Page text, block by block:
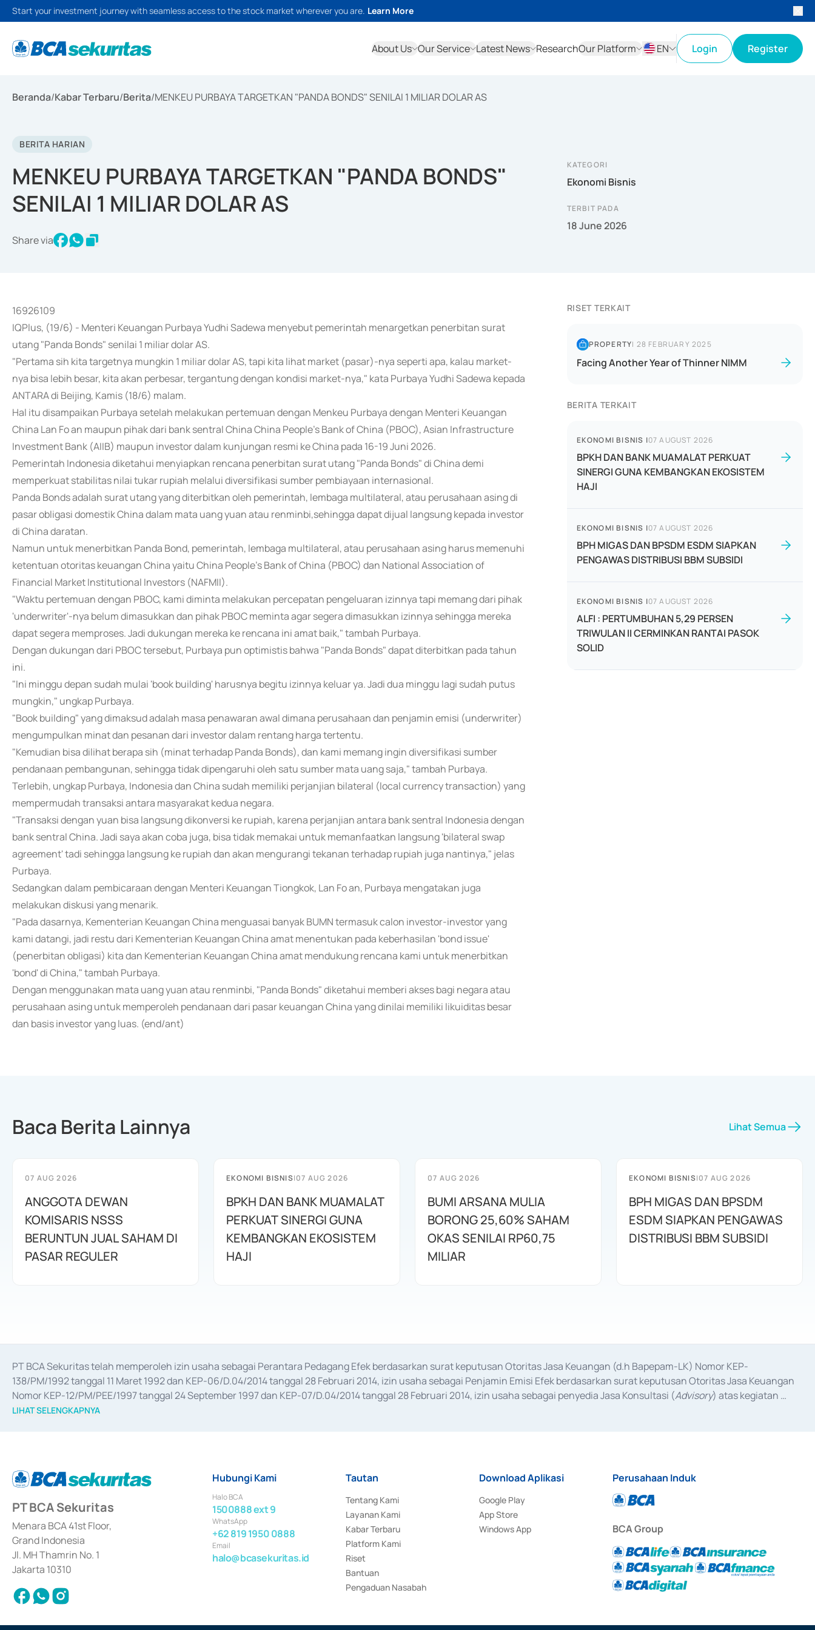
Start your investment journey with seamless access to the stock market wherever you are. Learn More
About Us Our Service Latest News ResearchOur Platform
EN
Login Register
Beranda/Kabar Terbaru/Berita/MENKEU PURBAYA TARGETKAN "PANDA BONDS" SENILAI 1 MILIAR DOLAR AS
BERITA HARIAN
MENKEU PURBAYA TARGETKAN "PANDA BONDS"
SENILAI 1 MILIAR DOLAR AS
Share via
KATEGORI
Ekonomi Bisnis
TERBIT PADA
18 June 2026
16926109
IQPlus, (19/6) - Menteri Keuangan Purbaya Yudhi Sadewa menyebut pemerintah menargetkan penerbitan surat
utang "Panda Bonds" senilai 1 miliar dolar AS.
"Pertama sih kita targetnya mungkin 1 miliar dolar AS, tapi kita lihat market (pasar)-nya seperti apa, kalau market-
nya bisa lebih besar, kita akan perbesar, tergantung dengan kondisi market-nya," kata Purbaya Yudhi Sadewa kepada
ANTARA di Beijing, Kamis (18/6) malam.
Hal itu disampaikan Purbaya setelah melakukan pertemuan dengan Menkeu Purbaya dengan Menteri Keuangan
China Lan Fo an maupun pihak dari bank sentral China China People's Bank of China (PBOC), Asian Infrastructure
Investment Bank (AIIB) maupun investor dalam kunjungan resmi ke China pada 16-19 Juni 2026.
Pemerintah Indonesia diketahui menyiapkan rencana penerbitan surat utang "Panda Bonds" di China demi
memperkuat stabilitas nilai tukar rupiah melalui diversifikasi sumber pembiayaan internasional.
Panda Bonds adalah surat utang yang diterbitkan oleh pemerintah, lembaga multilateral, atau perusahaan asing di
pasar obligasi domestik China dalam mata uang yuan atau renminbi,sehingga dapat dijual langsung kepada investor
di China daratan.
Namun untuk menerbitkan Panda Bond, pemerintah, lembaga multilateral, atau perusahaan asing harus memenuhi
ketentuan otoritas keuangan China yaitu China People's Bank of China (PBOC) dan National Association of
Financial Market Institutional Investors (NAFMII).
"Waktu pertemuan dengan PBOC, kami diminta melakukan percepatan pengeluaran izinnya tapi memang dari pihak
'underwriter'-nya belum dimasukkan dan pihak PBOC meminta agar segera dimasukkan izinnya sehingga mereka
dapat segera memproses. Jadi dukungan mereka ke rencana ini amat baik," tambah Purbaya.
Dengan dukungan dari PBOC tersebut, Purbaya pun optimistis bahwa "Panda Bonds" dapat diterbitkan pada tahun
ini.
"Ini minggu depan sudah mulai 'book building' harusnya begitu izinnya keluar ya. Jadi dua minggu lagi sudah putus
mungkin," ungkap Purbaya.
"Book building" yang dimaksud adalah masa penawaran awal dimana perusahaan dan penjamin emisi (underwriter)
mengumpulkan minat dan pesanan dari investor dalam rentang harga tertentu.
"Kemudian bisa dilihat berapa sih (minat terhadap Panda Bonds), dan kami memang ingin diversifikasi sumber
pendanaan pembangunan, sehingga tidak dipengaruhi oleh satu sumber mata uang saja," tambah Purbaya.
Terlebih, ungkap Purbaya, Indonesia dan China sudah memiliki perjanjian bilateral (local currency transaction) yang
mempermudah transaksi antara masyarakat kedua negara.
"Transaksi dengan yuan bisa langsung dikonversi ke rupiah, karena perjanjian antara bank sentral Indonesia dengan
bank sentral China. Jadi saya akan coba juga, bisa tidak memakai untuk memanfaatkan langsung 'bilateral swap
agreement' tadi sehingga langsung ke rupiah dan akan mengurangi tekanan terhadap rupiah juga nantinya," jelas
Purbaya.
Sedangkan dalam pembicaraan dengan Menteri Keuangan Tiongkok, Lan Fo an, Purbaya mengatakan juga
melakukan diskusi yang menarik.
"Pada dasarnya, Kementerian Keuangan China menguasai banyak BUMN termasuk calon investor-investor yang
kami datangi, jadi restu dari Kementerian Keuangan China amat menentukan pada keberhasilan 'bond issue'
(penerbitan obligasi) kita dan Kementerian Keuangan China amat mendukung rencana kami untuk menerbitkan
'bond' di China," tambah Purbaya.
Dengan menggunakan mata uang yuan atau renminbi, "Panda Bonds" diketahui memberi akses bagi negara atau
perusahaan asing untuk memperoleh pendanaan dari pasar keuangan China yang dinilai memiliki likuiditas besar
dan basis investor yang luas. (end/ant)
RISET TERKAIT
PROPERTY| 28 FEBRUARY 2025
Facing Another Year of Thinner NIMM
BERITA TERKAIT
EKONOMI BISNIS |07 AUGUST 2026
BPKH DAN BANK MUAMALAT PERKUAT
SINERGI GUNA KEMBANGKAN EKOSISTEM
HAJI
EKONOMI BISNIS |07 AUGUST 2026
BPH MIGAS DAN BPSDM ESDM SIAPKAN
PENGAWAS DISTRIBUSI BBM SUBSIDI
EKONOMI BISNIS |07 AUGUST 2026
ALFI : PERTUMBUHAN 5,29 PERSEN
TRIWULAN II CERMINKAN RANTAI PASOK
SOLID
Baca Berita Lainnya Lihat Semua
07 AUG 2026
ANGGOTA DEWAN
KOMISARIS NSSS
BERUNTUN JUAL SAHAM DI
PASAR REGULER
EKONOMI BISNIS|07 AUG 2026
BPKH DAN BANK MUAMALAT
PERKUAT SINERGI GUNA
KEMBANGKAN EKOSISTEM
HAJI
07 AUG 2026
BUMI ARSANA MULIA
BORONG 25,60% SAHAM
OKAS SENILAI RP60,75
MILIAR
EKONOMI BISNIS|07 AUG 2026
BPH MIGAS DAN BPSDM
ESDM SIAPKAN PENGAWAS
DISTRIBUSI BBM SUBSIDI
PT BCA Sekuritas telah memperoleh izin usaha sebagai Perantara Pedagang Efek berdasarkan surat keputusan Otoritas Jasa Keuangan (d.h Bapepam-LK) Nomor KEP-
138/PM/1992 tanggal 11 Maret 1992 dan KEP-06/D.04/2014 tanggal 28 Februari 2014, izin usaha sebagai Penjamin Emisi Efek berdasarkan surat keputusan Otoritas Jasa Keuangan
Nomor KEP-12/PM/PEE/1997 tanggal 24 September 1997 dan KEP-07/D.04/2014 tanggal 28 Februari 2014, izin usaha sebagai penyedia Jasa Konsultasi (Advisory) atas kegiatan
merger, akuisisi, divestasi, dan
LIHAT SELENGKAPNYA
PT BCA Sekuritas
Menara BCA 41st Floor,
Grand Indonesia
Jl. MH Thamrin No. 1
Jakarta 10310
Hubungi Kami
Halo BCA
1500888 ext 9
WhatsApp
+62 819 1950 0888
Email
halo@bcasekuritas.id
Tautan
Tentang Kami
Layanan Kami
Kabar Terbaru
Platform Kami
Riset
Bantuan
Pengaduan Nasabah
Download Aplikasi
Google Play
App Store
Windows App
Perusahaan Induk
BCA Group